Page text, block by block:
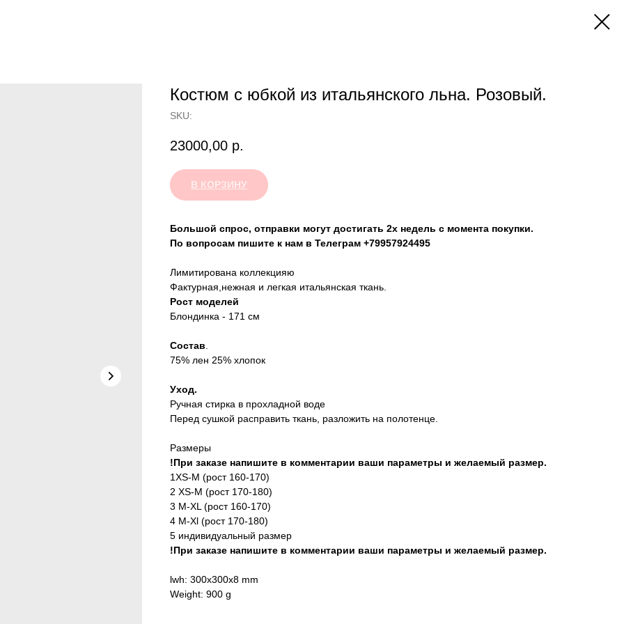
Костюм с юбкой из итальянского льна. Розовый.
SKU:
23000,00 р.
В КОРЗИНУ
Большой спрос, отправки могут достигать 2х недель с момента покупки.
По вопросам пишите к нам в Телеграм +79957924495
Лимитирована коллекцияю
Фактурная,нежная и легкая итальянская ткань.
Рост моделей
Блондинка - 171 см
Состав.
75% лен 25% хлопок
Уход.
Ручная стирка в прохладной воде
Перед сушкой расправить ткань, разложить на полотенце.
Размеры
!При заказе напишите в комментарии ваши параметры и желаемый размер.
1XS-M (рост 160-170)
2 XS-M (рост 170-180)
3 M-XL (рост 160-170)
4 M-Xl (рост 170-180)
5 индивидуальный размер
!При заказе напишите в комментарии ваши параметры и желаемый размер.
lwh: 300x300x8 mm
Weight: 900 g